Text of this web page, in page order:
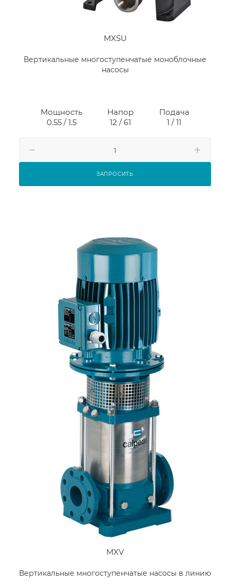
MXSU
Вертикальные многоступенчатые моноблочные
насосы
Мощность
0.55 / 1.5
Напор
12 / 61
Подача
1 / 11
ЗАПРОСИТЬ
MXV
Вертикальные многоступенчатые насосы в линию